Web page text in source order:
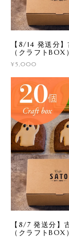
【8/14 発送分
（クラフトBOX）
¥5,000
【8/7 発送分】
（クラフトBOX）